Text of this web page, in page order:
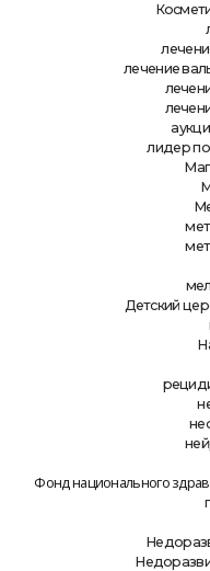
лечение
лидер
Детский
Фонд национального